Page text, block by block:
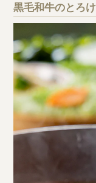
黒毛和牛のとろ